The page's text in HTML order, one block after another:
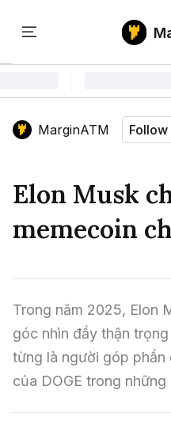
Home
Tin Tức Bitcoin
Tin Tức Altcoin
Tin Tức Thị Trường
Phân Tích Bitcoin
Phân Tích
Phân Tích Thị
Thuật Ngữ Cơ Bản
Kiến Thức Tổng
Kinh Nghiệm Đầu
Chỉ Báo Kỹ Thuật
Nến & Price Action
Săn Gem
Airdrop
Sign in
MarginATM Follow
Elon Musk
memecoin
Trong năm 2025, Elon
góc nhìn đầy thận
từng là người góp phần
của DOGE trong